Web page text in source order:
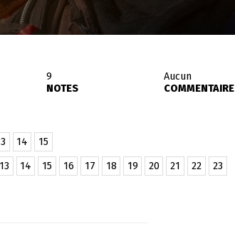
9
NOTES
Aucun
COMMENTAIRE
14
15
13 14 15 16 17 18 19 20 21 22 23